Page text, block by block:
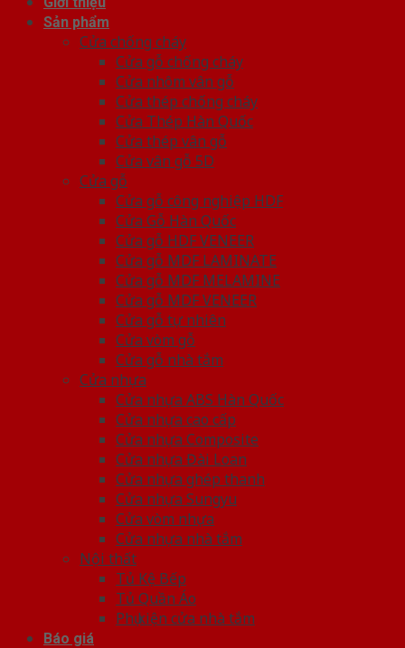
Sản phẩm
Cửa chống cháy
Cửa gỗ chống cháy
Cửa nhôm vân gỗ
Cửa thép chống cháy
Cửa Thép Hàn Quốc
Cửa thép vân gỗ
Cửa vân gỗ 5D
Cửa gỗ
Cửa gỗ công nghiệp HDF
Cửa Gỗ Hàn Quốc
Cửa gỗ HDF VENEER
Cửa gỗ MDF LAMINATE
Cửa gỗ MDF MELAMINE
Cửa gỗ MDF VENEER
Cửa gỗ tự nhiên
Cửa vòm gỗ
Cửa gỗ nhà tắm
Cửa nhựa
Cửa nhựa ABS Hàn Quốc
Cửa nhựa cao cấp
Cửa nhựa Composite
Cửa nhựa Đài Loan
Cửa nhựa ghép thanh
Cửa nhựa Sungyu
Cửa vòm nhựa
Cửa nhựa nhà tắm
Nội thất
Tủ Kệ Bếp
Tủ Quần Áo
Phụ kiện cửa nhà tắm
Báo giá